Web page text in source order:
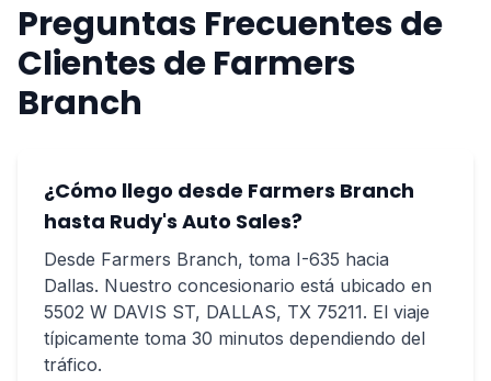
Preguntas Frecuentes de
Clientes de Farmers
Branch
¿Cómo llego desde Farmers Branch
hasta Rudy's Auto Sales?
Desde Farmers Branch, toma I-635 hacia
Dallas. Nuestro concesionario está ubicado en
5502 W DAVIS ST, DALLAS, TX 75211. El viaje
típicamente toma 30 minutos dependiendo del
tráfico.